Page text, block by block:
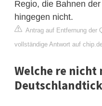
Regio, die Bahnen
hingegen nicht.
Antrag auf Entfernung der
vollständige Antwort auf
Welche re nicht